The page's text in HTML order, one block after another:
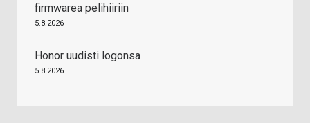
firmwarea pelihiiriin
5.8.2026
Honor uudisti logonsa
5.8.2026